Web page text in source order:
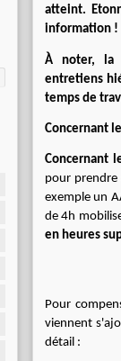
atteint. E
information !
À noter, la
entretiens
temps de
Concernant
Concernant
pour prendre
exemple un
de 4h
en heures
Pour
viennent
détail :